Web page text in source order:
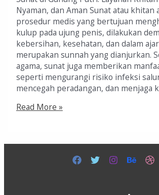
Nyaman, dan Aman Sunat atau khitan
prosedur medis yang bertujuan
kulup pada ujung penis, dilakukan
kebersihan, kesehatan, dan dalam
merupakan sunnah yang dianjurkan.
agama, sunat juga memberikan
seperti mengurangi risiko infeksi
mencegah peradangan, dan menjaga
Read More »